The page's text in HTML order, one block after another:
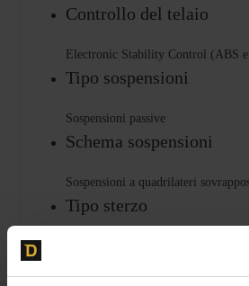
Controllo del telaio
Electronic Stability Control (ABS
Tipo sospensioni
Sospensioni passive
Schema sospensioni
Sospensioni a quadrilateri
Tipo sterzo
Servomeccanismo